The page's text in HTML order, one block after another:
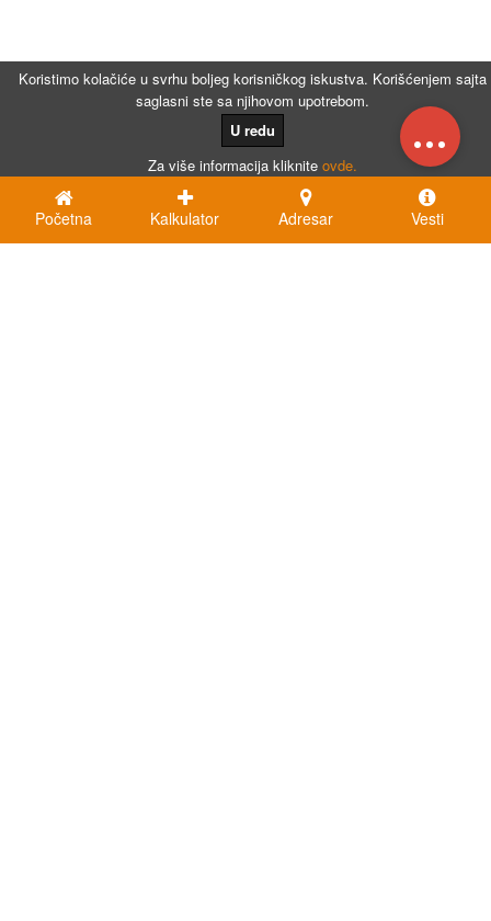
Koristimo kolačiće u svrhu boljeg korisničkog iskustva. Korišćenjem sajta
saglasni ste sa njihovom upotrebom.
U redu
Za više informacija kliknite ovde.
...
Početna Kalkulator Adresar Vesti